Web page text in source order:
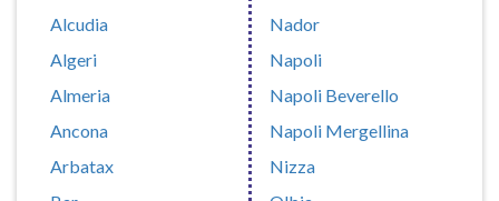
Alcudia
Algeri
Almeria
Ancona
Arbatax
Nador
Napoli
Napoli Beverello
Napoli Mergellina
Nizza